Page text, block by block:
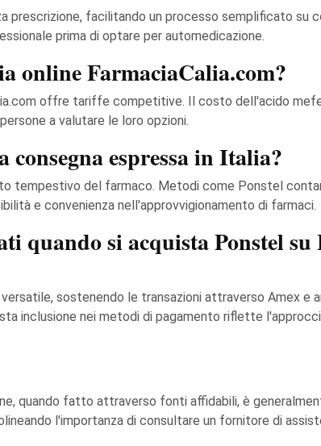
prescrizione, facilitando un processo semplificato su
prima di optare per automedicazione.
online FarmaciaCalia.com?
offre tariffe competitive. Il costo dell'acido
a valutare le loro opzioni.
espressa in Italia?
tempestivo del farmaco. Metodi come Ponstel
e convenienza nell'approvvigionamento di farmaci.
quando si acquista Ponstel
sostenendo le transazioni attraverso Amex e
inclusione nei metodi di pagamento riflette
quando fatto attraverso fonti affidabili, è
l'importanza di consultare un fornitore di